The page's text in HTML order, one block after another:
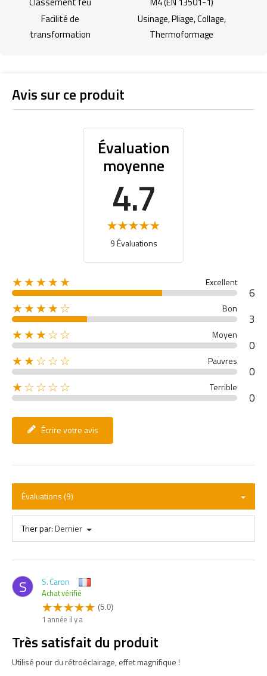
Facilité de
transformation
Usinage, Pliage, Collage,
Thermoformage
Avis sur ce produit
Évaluation
moyenne
4.7
9 Évaluations
★★★★★ Excellent
6
★★★★☆ Bon
3
★★★☆☆ Moyen
0
★★☆☆☆ Pauvres
0
★☆☆☆☆ Terrible
0
Écrire votre avis
Évaluations (9)
Trier par:Dernier
S S. Caron
Achat vérifié
(5.0)
1 année il y a
Très satisfait du produit
Utilisé pour du rétroéclairage, effet magnifique !